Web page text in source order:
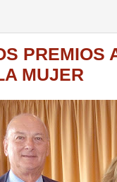
PREMIOS
MUJER